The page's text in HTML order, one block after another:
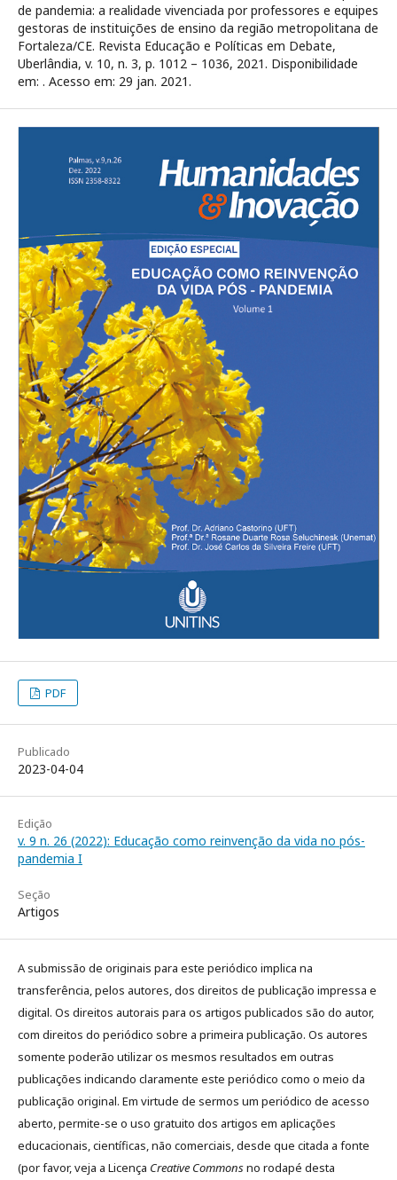
de pandemia: a realidade vivenciada por professores e equipes
gestoras de instituições de ensino da região metropolitana de
Fortaleza/CE. Revista Educação e Políticas em Debate,
Uberlândia, v. 10, n. 3, p. 1012 – 1036, 2021. Disponibilidade
em: . Acesso em: 29 jan. 2021.
PDF
Publicado
2023-04-04
Edição
v. 9 n. 26 (2022): Educação como reinvenção da vida no pós-
pandemia I
Seção
Artigos
A submissão de originais para este periódico implica na
transferência, pelos autores, dos direitos de publicação impressa e
digital. Os direitos autorais para os artigos publicados são do autor,
com direitos do periódico sobre a primeira publicação. Os autores
somente poderão utilizar os mesmos resultados em outras
publicações indicando claramente este periódico como o meio da
publicação original. Em virtude de sermos um periódico de acesso
aberto, permite-se o uso gratuito dos artigos em aplicações
educacionais, científicas, não comerciais, desde que citada a fonte
(por favor, veja a Licença Creative Commonsno rodapé desta